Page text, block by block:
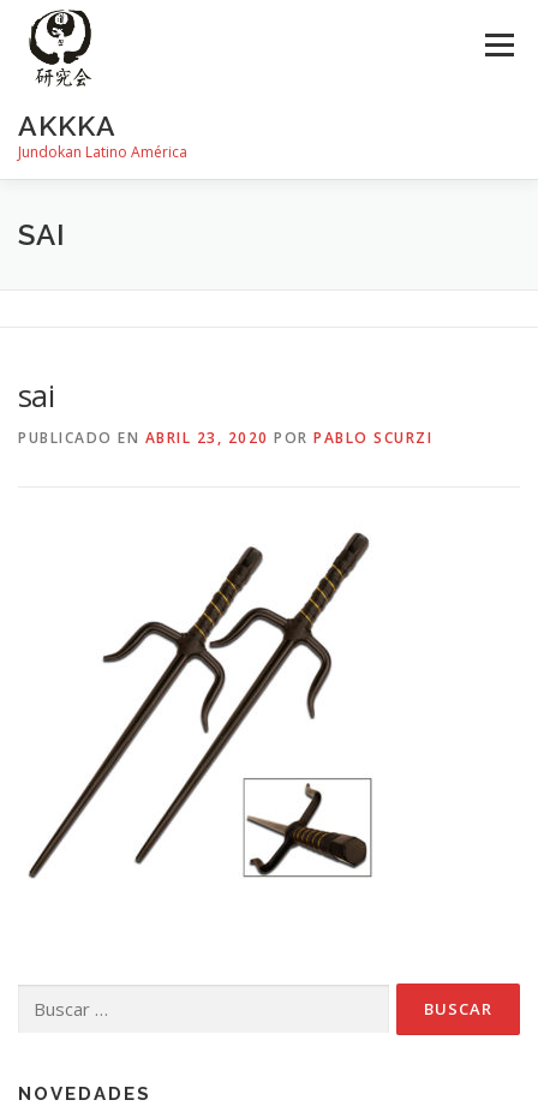
contenido
AKKKA
Jundokan Latino América
Menú
HISTORIA
SAI
sai
PUBLICADO EN ABRIL 23, 2020 POR PABLO SCURZI
NOVEDADES